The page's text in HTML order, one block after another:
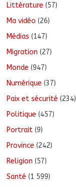
Littérature (57)
Ma vidéo (26)
Médias (147)
Migration (27)
Monde (947)
Numérique (37)
Paix et sécurité (234)
Politique (457)
Portrait (9)
Province (242)
Religion (57)
Santé (1 599)